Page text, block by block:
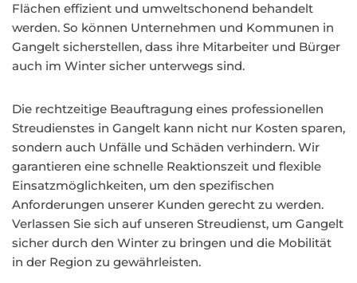
Flächen effizient und umweltschonend behandelt
werden. So können Unternehmen und Kommunen in
Gangelt sicherstellen, dass ihre Mitarbeiter und Bürger
auch im Winter sicher unterwegs sind.
Die rechtzeitige Beauftragung eines professionellen
Streudienstes in Gangelt kann nicht nur Kosten sparen,
sondern auch Unfälle und Schäden verhindern. Wir
garantieren eine schnelle Reaktionszeit und flexible
Einsatzmöglichkeiten, um den spezifischen
Anforderungen unserer Kunden gerecht zu werden.
Verlassen Sie sich auf unseren Streudienst, um Gangelt
sicher durch den Winter zu bringen und die Mobilität
in der Region zu gewährleisten.